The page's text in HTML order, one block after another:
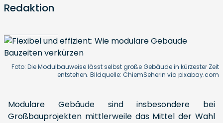
Redaktion
Foto: Die Modulbauweise lässt selbst große Gebäude in kürzester Zeit
entstehen. Bildquelle: ChiemSeherin via pixabay.com
Modulare Gebäude sind insbesondere bei
Großbauprojekten mittlerweile das Mittel der Wahl